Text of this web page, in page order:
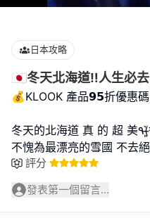
日本攻略
🇯🇵冬天北海道‼️人生必
💰KLOOK 產品𝟵𝟱折優
冬天的北海道 真 的 超 美٩(˃̶͈̀௰˂̶͈́)و
不愧為最漂亮的雪國 不去
評分
發表第一個留言...